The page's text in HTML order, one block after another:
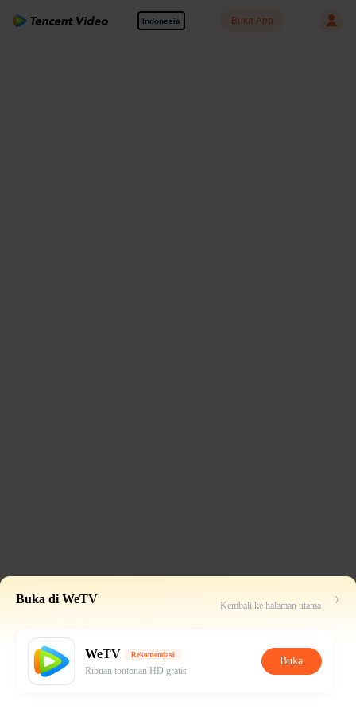
Indonesia Buka App
Buka di WeTV Kembali ke halaman utama
WeTV Rekomendasi
Ribuan tontonan HD gratis
Buka